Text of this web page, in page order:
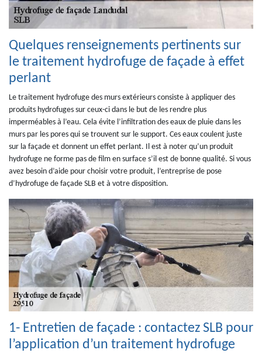
Quelques renseignements pertinents sur
le traitement hydrofuge de façade à effet
perlant
Le traitement hydrofuge des murs extérieurs consiste à appliquer des
produits hydrofuges sur ceux-ci dans le but de les rendre plus
imperméables à l’eau. Cela évite l’infiltration des eaux de pluie dans les
murs par les pores qui se trouvent sur le support. Ces eaux coulent juste
sur la façade et donnent un effet perlant. Il est à noter qu’un produit
hydrofuge ne forme pas de film en surface s’il est de bonne qualité. Si vous
avez besoin d’aide pour choisir votre produit, l’entreprise de pose
d’hydrofuge de façade SLB et à votre disposition.
1- Entretien de façade : contactez SLB pour
l’application d’un traitement hydrofuge